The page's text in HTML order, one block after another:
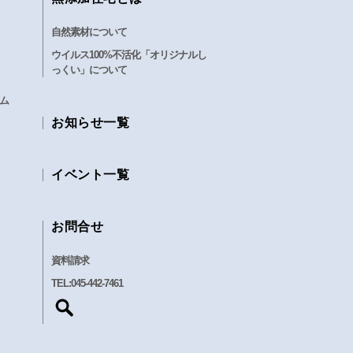
自然素材について
ウイルス100%不活化「オリジナルし
っくい」について
お知らせ一覧
イベント一覧
お問合せ
資料請求
TEL:045-442-7461